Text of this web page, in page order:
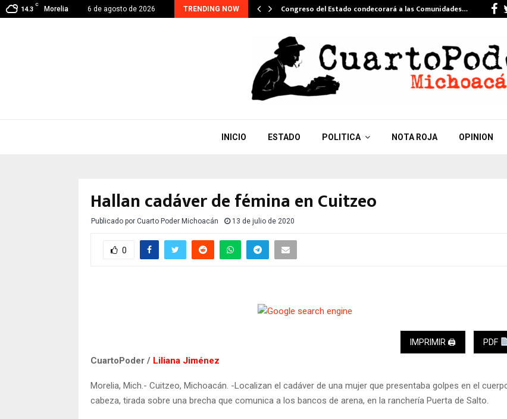
14.3
C
Morelia 6 de agosto de 2026 TRENDING NOW
suma 48 detenidos por extorsión; el… Congreso del Estado condecorará a las Comunidades…
INICIO ESTADO POLITICA NOTA ROJA OPINION
Hallan cadáver de fémina en Cuitzeo
Publicado por Cuarto Poder Michoacán 13 de julio de 2020
0
IMPRIMIR 🖨 PDF
CuartoPoder / Liliana Jiménez
Morelia, Mich.- Cuitzeo, Michoacán. -Localizan el cadáver de una mujer que presentaba golpes en el
cabeza, tirada sobre una brecha que comunica a los bancos de arena, en la ranchería Puerta de Salto.